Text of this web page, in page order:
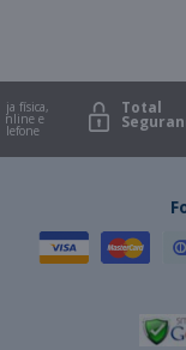
física,
e
Total